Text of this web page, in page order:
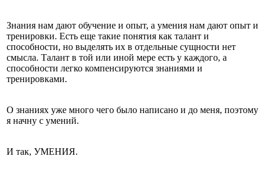
Знания нам дают обучение и опыт, а умения нам дают опыт и
тренировки. Есть еще такие понятия как талант и
способности, но выделять их в отдельные сущности нет
смысла. Талант в той или иной мере есть у каждого, а
способности легко компенсируются знаниями и
тренировками.
О знаниях уже много чего было написано и до меня, поэтому
я начну с умений.
И так, УМЕНИЯ.